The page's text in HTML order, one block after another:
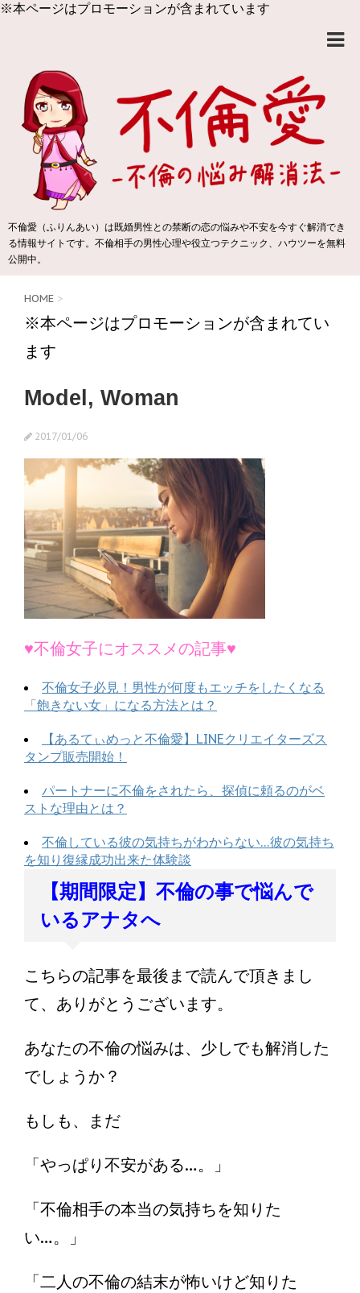
※本ページはプロモーションが含まれています
不倫愛（ふりんあい）は既婚男性との禁断の恋の悩みや不安を今すぐ解消でき
る情報サイトです。不倫相手の男性心理や役立つテクニック、ハウツーを無料
公開中。
HOME >
※本ページはプロモーションが含まれてい
ます
Model, Woman
2017/01/06
♥不倫女子にオススメの記事♥
不倫女子必見！男性が何度もエッチをしたくなる
「飽きない女」になる方法とは？
【あるてぃめっと不倫愛】LINEクリエイターズス
タンプ販売開始！
パートナーに不倫をされたら、探偵に頼るのがベ
ストな理由とは？
不倫している彼の気持ちがわからない…彼の気持ち
を知り復縁成功出来た体験談
【期間限定】不倫の事で悩んで
いるアナタへ
こちらの記事を最後まで読んで頂きまし
て、ありがとうございます。
あなたの不倫の悩みは、少しでも解消した
でしょうか？
もしも、まだ
「やっぱり不安がある…。」
「不倫相手の本当の気持ちを知りた
い…。」
「二人の不倫の結末が怖いけど知りた